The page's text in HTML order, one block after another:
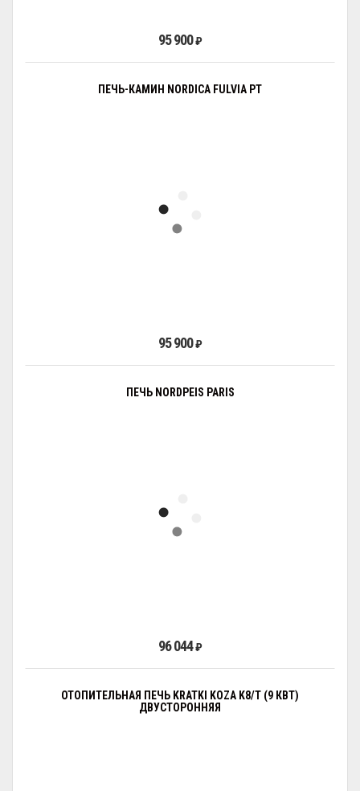
95 900₽
ПЕЧЬ-КАМИН NORDICA FULVIA PT
95 900₽
ПЕЧЬ NORDPEIS PARIS
96 044₽
ОТОПИТЕЛЬНАЯ ПЕЧЬ KRATKI KOZA K8/Т (9 КВТ)
ДВУСТОРОННЯЯ